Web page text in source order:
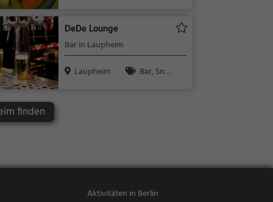
DeDe Lounge
Bar in Laupheim
Laupheim
Bar, Snac
finden
Aktivitäten in Berlin